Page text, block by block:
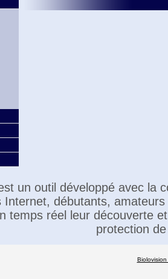
un outil développé avec la
Internet, débutants,
temps réel leur découverte
protection
Biolovision